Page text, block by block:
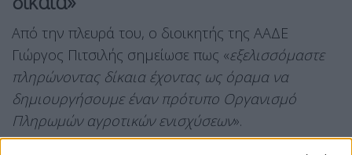
Από την πλευρά του, ο διοικητής της ΑΑΔΕ
Γιώργος Πιτσιλής σημείωσε πως «εξελισσόμαστε
πληρώνοντας δίκαια έχοντας ως όραμα να
δημιουργήσουμε έναν πρότυπο Οργανισμό
Πληρωμών αγροτικών ενισχύσεων».